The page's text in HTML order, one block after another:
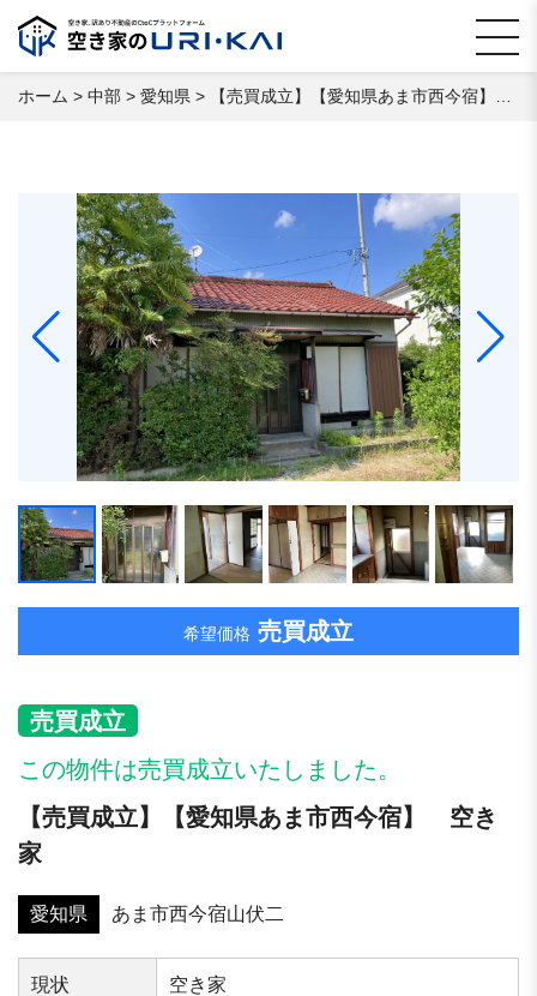
ホーム > 中部 > 愛知県 > 【売買成立】【愛知県あま市西今宿】 空き家
希望価格 売買成立
売買成立
この物件は売買成立いたしました。
【売買成立】【愛知県あま市西今宿】 空き
家
愛知県 あま市西今宿山伏二
現状 空き家